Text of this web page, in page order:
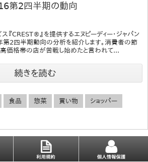
第2四半期の動向
『CREST®』を提供するエヌピーディー・ジャパン
第2四半期動向の分析を紹介します。消費者の節
価格帯の店が苦戦し始めたと言われて...
続きを読む
食品 惣菜 買い物 ショッパー